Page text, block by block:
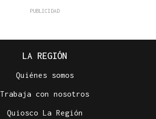
LA REGIÓN
Quiénes somos
Trabaja con nosotros
Quiosco La Región